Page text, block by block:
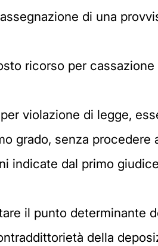
di una
ricorso per
violazione di legge,
grado, senza procedere
indicate dal primo
il punto determinante
della